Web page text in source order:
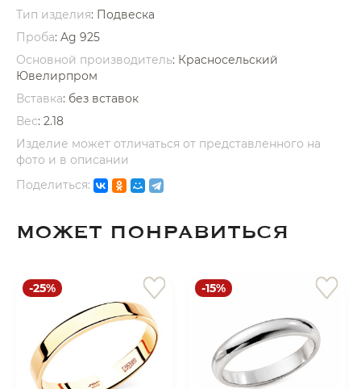
Тип изделия: Подвеска
Проба: Ag 925
Основной производитель: Красносельский
Ювелирпром
Вставка: без вставок
Вес: 2.18
Изделие может отличаться от представленного на
фото и в описании
Поделиться:
МОЖЕТ ПОНРАВИТЬСЯ
-25% -15%